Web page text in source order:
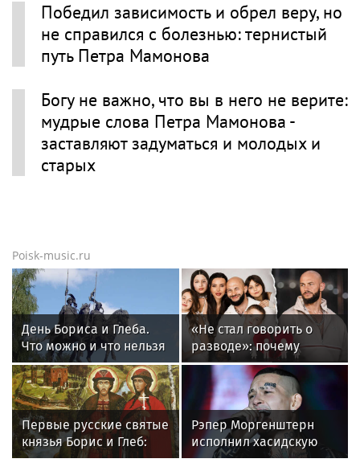
Победил зависимость и обрел веру, но
не справился с болезнью: тернистый
путь Петра Мамонова
Богу не важно, что вы в него не верите:
мудрые слова Петра Мамонова -
заставляют задуматься и молодых и
старых
Poisk-music.ru
День Бориса и Глеба.
Что можно и что нельзя
делать 6 августа 2026
года
«Не стал говорить о
разводе»: почему
Джиган после
расставания
неожиданно сделал
главным своих детей
Первые русские святые
князья Борис и Глеб:
история гибели и
Рэпер Моргенштерн
исполнил хасидскую
молитву на концерте в